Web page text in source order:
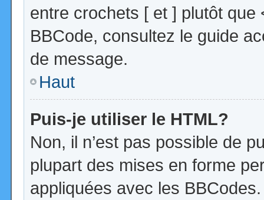
entre crochets [ et ] plutôt que
BBCode, consultez le guide
de message.
Haut
Puis-je utiliser le HTML?
Non, il n’est pas possible de
plupart des mises en forme
appliquées avec les BBCodes.